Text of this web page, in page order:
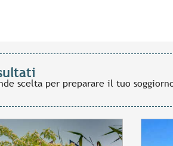
scelta per preparare il tuo